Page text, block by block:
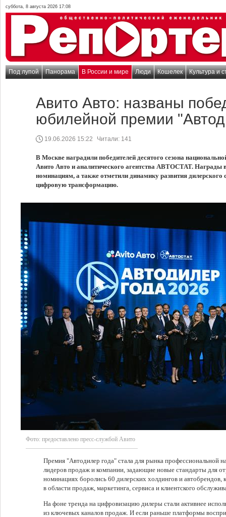
суббота, 8 августа 2026 17:08
Под лупой Панорама В России и мире Люди Кошелек Культура и
Авито Авто: названы
юбилейной премии
19.06.2026 15:22 Читали: 141
В Москве наградили победителей десятого сезона
Авито Авто и аналитического агентства АВТОСТАТ. Награды
номинациям, а также отметили динамику развития
цифровую трансформацию.
Фото: предоставлено пресс-службой Авито
Премия "Автодилер года" стала для рынка профессиональной
лидеров продаж и компании, задающие новые стандарты для
номинациях боролись 60 дилерских холдингов и автобрендов,
в области продаж, маркетинга, сервиса и клиентского
На фоне тренда на цифровизацию дилеры стали активнее
из ключевых каналов продаж. И если раньше платформы